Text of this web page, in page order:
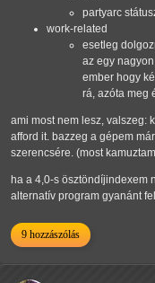
partyarc
work-related
esetleg
az egy
ember hogy
rá, azóta meg
ami most nem lesz, valszeg:
afford it. bazzeg a gépem
szerencsére. (most
ha a 4,0-s ösztöndíjindexem
alternatív program gyanánt
9 hozzászólás